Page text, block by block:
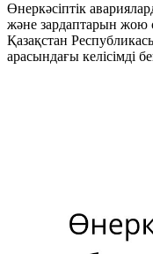
Өнеркәсіптік
және зардаптарын жою
Қазақстан
арасындағы келісімді